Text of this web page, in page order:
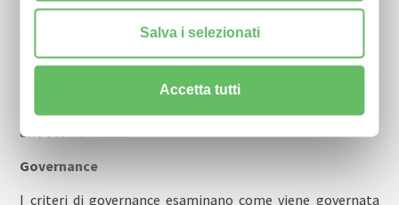
parità di generenel contesto lavorativo. Da sempre la
società valuta competenze e capacità del proprio
personale cercando di evitare pregiudizi e stereotipi, dando
inizio ad un percorso concreto e sistematico volto ad
cultura inclusiva
inconsci che valorizzi tutte le persone presenti in azienda
allo stesso modo.
Governance
I criteri di governance esaminano come viene governata
Salva i selezionati
Accetta tutti